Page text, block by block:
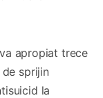
apropiat trece
sprijin
la